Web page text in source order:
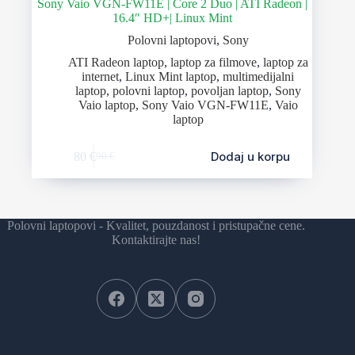
Sony Vaio VGN-FW11E | Core 2 Duo | ATI Radeon |
16.4″ HD+| Linux Mint
Polovni laptopovi, Sony
ATI Radeon laptop, laptop za filmove, laptop za
internet,Linux Mint laptop,multimedijalni
laptop, polovni laptop, povoljan laptop, Sony
Vaio laptop, Sony Vaio VGN-FW11E, Vaio
laptop
80 € Dodaj u korpu
Polovni laptopovi - Kvalitet, pouzdanost i pristupačne cene.
Kontaktirajte nas!